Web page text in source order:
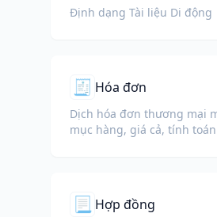
Định dạng Tài liệu Di động
🧾 Hóa đơn
Dịch hóa đơn thương mại
mục hàng, giá cả, tính
📃 Hợp đồng